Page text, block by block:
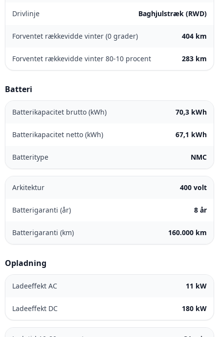
Drivlinje Baghjulstræk (RWD)
Forventet rækkevidde vinter (0 grader) 404 km
Forventet rækkevidde vinter 80-10 procent 283 km
Batteri
Batterikapacitet brutto (kWh) 70,3 kWh
Batterikapacitet netto (kWh) 67,1 kWh
Batteritype NMC
Arkitektur 400 volt
Batterigaranti (år) 8 år
Batterigaranti (km) 160.000 km
Opladning
Ladeeffekt AC 11 kW
Ladeeffekt DC 180 kW